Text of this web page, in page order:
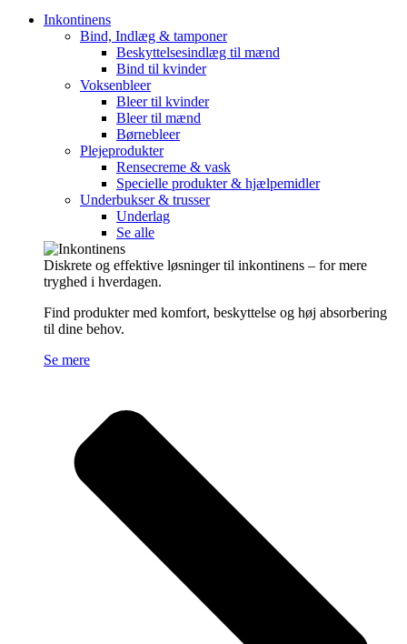
Inkontinens
Bind, Indlæg & tamponer
Beskyttelsesindlæg til mænd
Bind til kvinder
Voksenbleer
Bleer til kvinder
Bleer til mænd
Børnebleer
Plejeprodukter
Rensecreme & vask
Specielle produkter & hjælpemidler
Underbukser & trusser
Underlag
Se alle
Diskrete og effektive løsninger til inkontinens – for mere
tryghed i hverdagen.
Find produkter med komfort, beskyttelse og høj absorbering
til dine behov.
Se mere